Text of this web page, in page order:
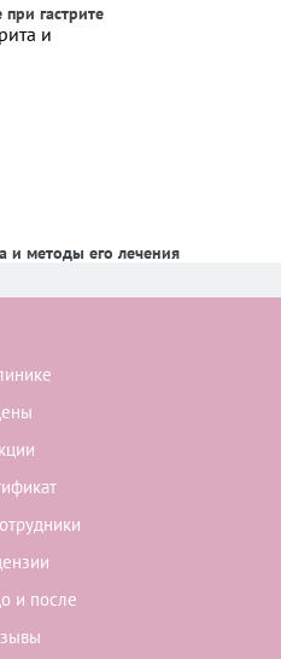
гастрите
и методы его лечения
и после